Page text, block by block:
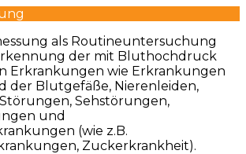
als Routineuntersuchung
der mit Bluthochdruck
Erkrankungen wie Erkrankungen
der Blutgefäße, Nierenleiden,
Sehstörungen,
und
(wie z.B.
Zuckerkrankheit).